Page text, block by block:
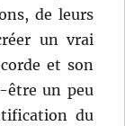
de leurs
un vrai
et son
être un peu
du